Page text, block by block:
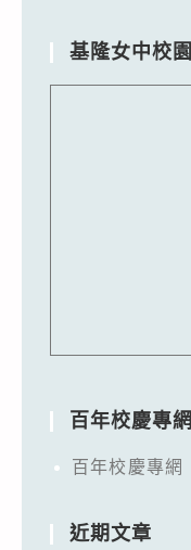
基隆女中校
百年校慶專網
百年校慶專網
近期文章